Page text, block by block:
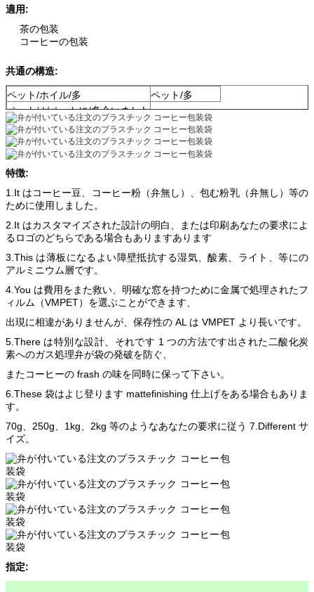
適用:
茶の包装
コーヒーの包装
共通の構造:
ペット/ホイル/多
ペット/多
ペットは/ペットに/多会いました
特徴:
1.It はコーヒー豆、コーヒー粉（弁無し）、包む粉乳（弁無し）等の
ために使用しました。
2.It はカスタマイズされた設計の明白、または印刷あなたの要求によ
るロゴのどちらである場合もありますあります
3.This は薄板になるよい障壁抵抗する湿気、酸素、ライト、等にの
アルミニウム層です。
4.You は費用をまた救い、明確な窓を持つために金属で処理されたフ
ィルム（VMPET）を選ぶことができます、
出現に相違がありませんが、保存性の AL は VMPET より長いです。
5.There は特別な設計、それです 1 つの方法です出された二酸化炭
素へのガス処理弁が袋の発破を防ぐ、
またコーヒーの frash の味を同時に保って下さい。
6.These 袋はよじ登ります mattefinishing 仕上げをある場合もありま
す。
70g、250g、1kg、2kg 等のようなあなたの要求に従う 7.Different サ
イズ。
指定: